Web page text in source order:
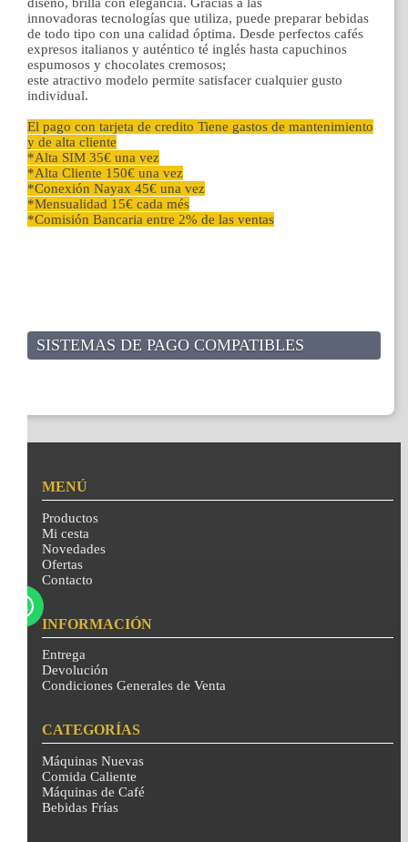
diseño, brilla con elegancia. Gracias a las
innovadoras tecnologías que utiliza, puede preparar bebidas
de todo tipo con una calidad óptima. Desde perfectos cafés
expresos italianos y auténtico té inglés hasta capuchinos
espumosos y chocolates cremosos;
este atractivo modelo permite satisfacer cualquier gusto
individual.
El pago con tarjeta de credito Tiene gastos de mantenimiento
y de alta cliente
*Alta SIM 35€ una vez
*Alta Cliente 150€ una vez
*Conexión Nayax 45€ una vez
*Mensualidad 15€ cada més
*Comisión Bancaria entre 2% de las ventas
SISTEMAS DE PAGO COMPATIBLES
MENÚ
Productos
Mi cesta
Novedades
Ofertas
Contacto
INFORMACIÓN
Entrega
Devolución
Condiciones Generales de Venta
CATEGORÍAS
Máquinas Nuevas
Comida Caliente
Máquinas de Café
Bebidas Frías